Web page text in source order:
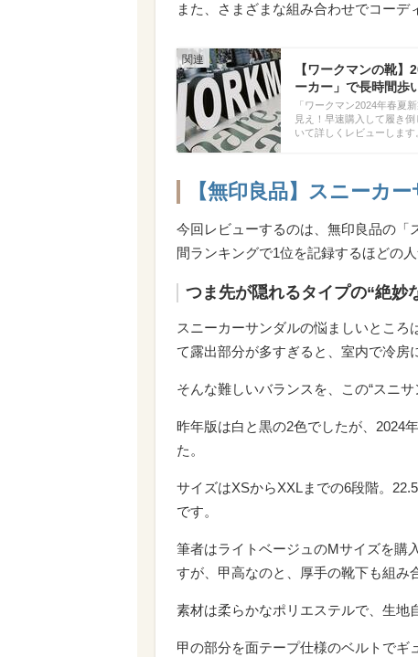
また、さまざまな組み合わせでコーデ
【ワークマンの靴
ーカー」で長時間歩
「ワークマン2024年春夏
見え！早速購入して履き
いて詳しくレビューします
【無印良品】スニーカ
今回レビューするのは、無印良品の「
間ランキングで1位を記録するほどの人
つま先が隠れるタイプの“絶妙
スニーカーサンダルの悩ましいとこ
て露出部分が多すぎると、室内で冷房
そんな難しいバランスを、この“スニ
昨年版は白と黒の2色でしたが、2024
た。
サイズはXSからXXLまでの6段階。
です。
筆者はライトベージュのMサイズを購
すが、甲高なのと、厚手の靴下も組み
素材は柔らかなポリエステルで、生地
甲の部分を面テープ仕様のベルトで